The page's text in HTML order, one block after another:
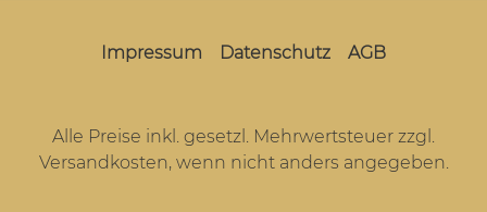
Impressum Datenschutz AGB
Alle Preise inkl. gesetzl. Mehrwertsteuer zzgl.
Versandkosten, wenn nicht anders angegeben.